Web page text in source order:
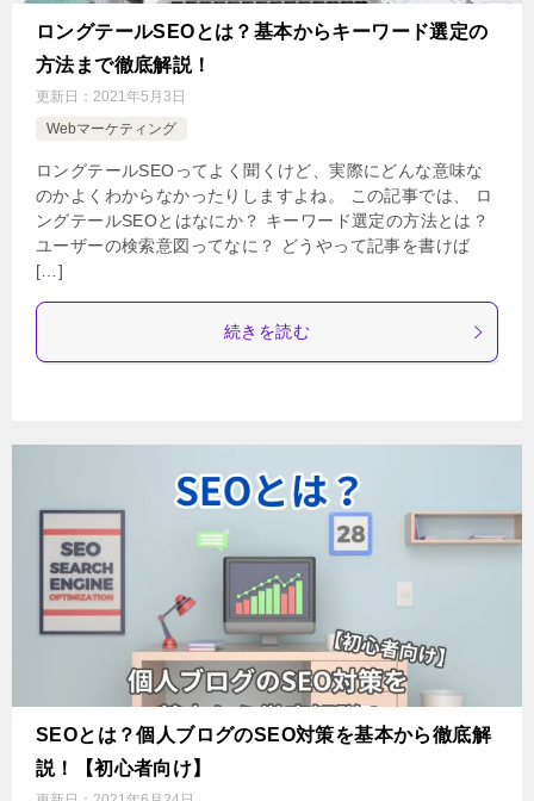
ロングテールSEOとは？基本からキーワード選定の
方法まで徹底解説！
更新日： 2021年5月3日
Webマーケティング
ロングテールSEOってよく聞くけど、実際にどんな意味な
のかよくわからなかったりしますよね。 この記事では、 ロ
ングテールSEOとはなにか？ キーワード選定の方法とは？
ユーザーの検索意図ってなに？ どうやって記事を書けば
[…]
続きを読む
SEOとは？個人ブログのSEO対策を基本から徹底解
説！【初心者向け】